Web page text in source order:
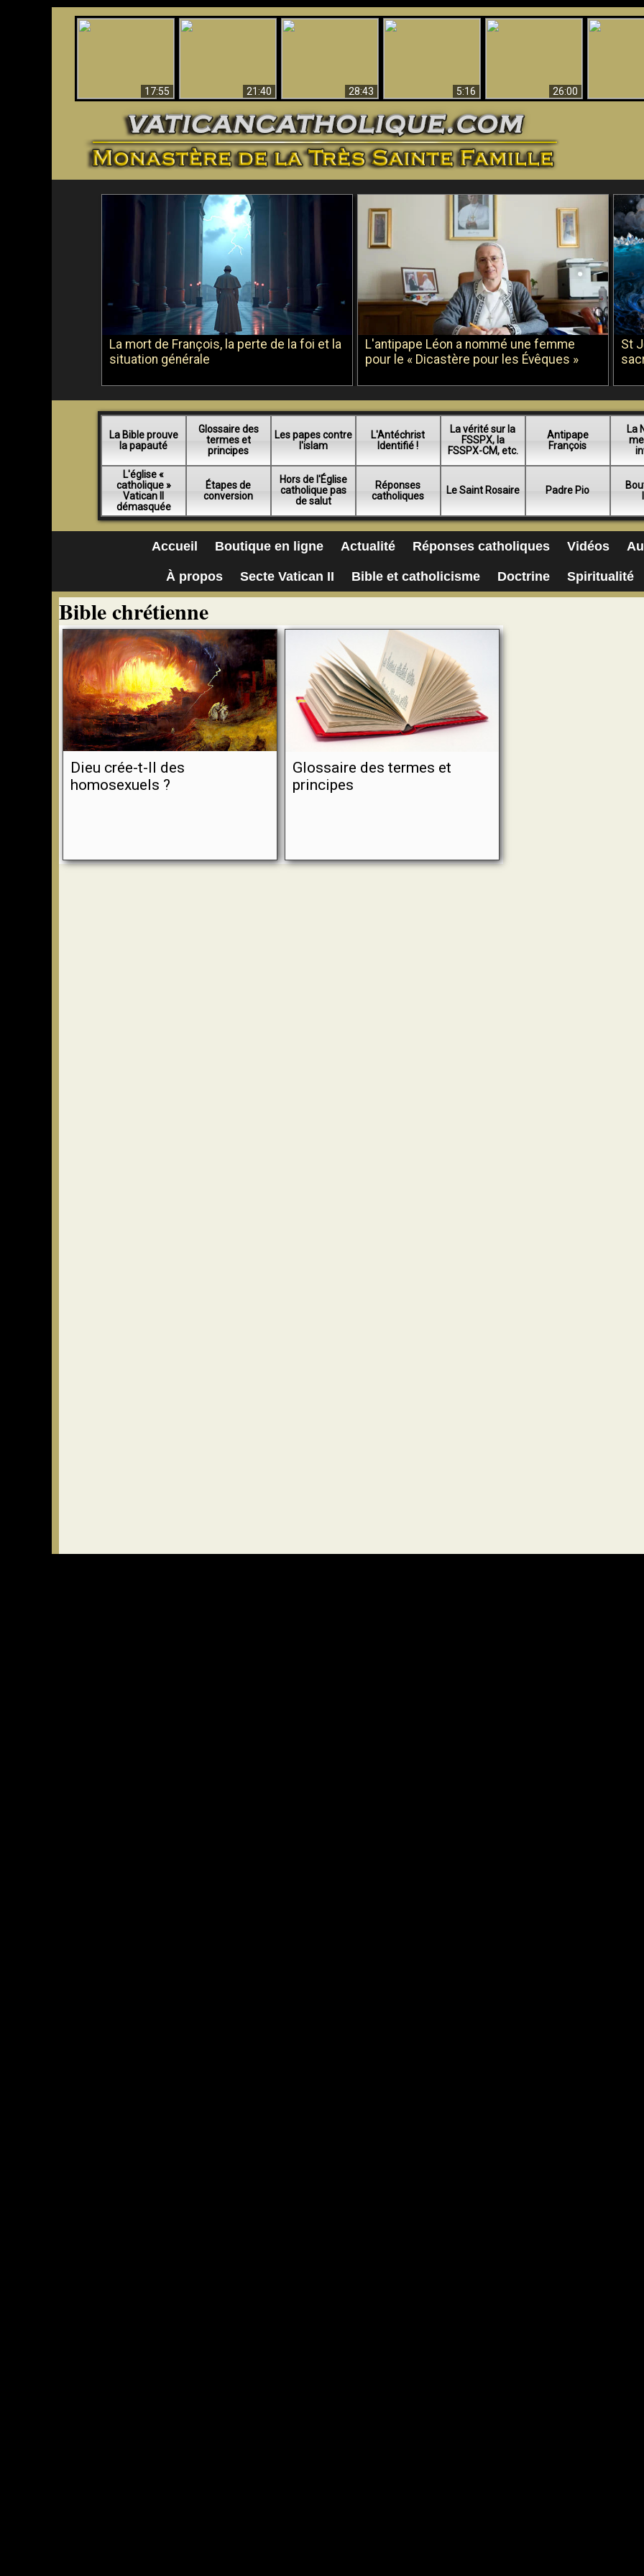
17:55
21:40
28:43
5:16
26:00
La mort de François, la perte de la foi et la
situation générale
L'antipape Léon a nommé une femme
pour le « Dicastère pour les Évêques »
St
La Bible prouve
la papauté
Glossaire des
termes et
principes
Les papes contre
l'islam
L'Antéchrist
Identifié !
La vérité sur la
FSSPX, la
FSSPX-CM, etc.
Antipape
François
La
L'église «
catholique »
Vatican II
démasquée
Étapes de
conversion
Hors de l'Église
catholique pas
de salut
Réponses
catholiques
Le Saint Rosaire Padre Pio
Accueil Boutique en ligne Actualité Réponses catholiques Vidéos
À propos Secte Vatican II Bible et catholicisme Doctrine Spiritualité
Bible chrétienne
Dieu crée-t-Il des
homosexuels ?
Glossaire des termes et
principes